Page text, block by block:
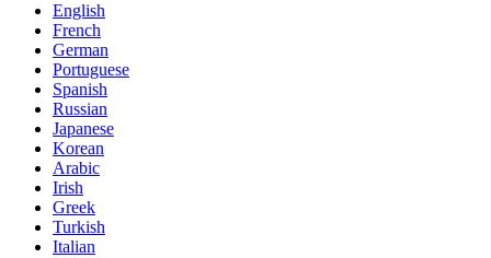
English
French
German
Portuguese
Spanish
Russian
Japanese
Korean
Arabic
Irish
Greek
Turkish
Italian